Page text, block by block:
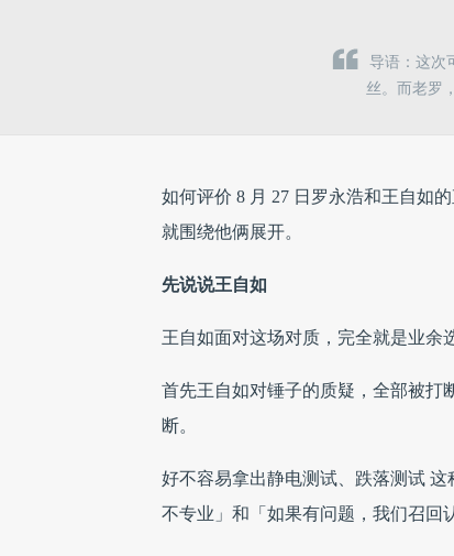
导语：这次
丝。而老罗
如何评价 8 月 27 日罗永浩和王自如
就围绕他俩展开。
先说说王自如
王自如面对这场对质，完全就是业余
首先王自如对锤子的质疑，全部被打
断。
好不容易拿出静电测试、跌落测试
不专业」和「如果有问题，我们召回